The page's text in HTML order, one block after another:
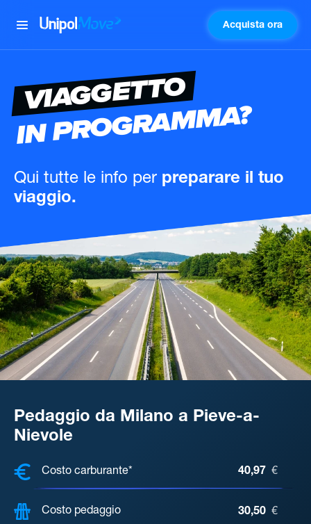
UnipolMove Acquista ora
VIAGGETTO
IN PROGRAMMA?
Qui tutte le info per preparare il tuo
viaggio.
Pedaggio da Milano a Pieve-a-
Nievole
COSTI, DISTANZA, TEMPO DI
Costo carburante* 40,97 €
Costo pedaggio 30,50 €